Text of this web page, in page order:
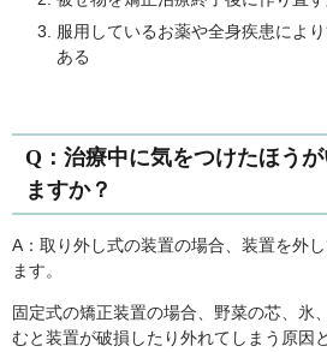
服用しているお薬や全身疾患によ
ある
Q：治療中に気をつけたほう
ますか？
A：取り外し式の装置の場合、装置を外
ます。
固定式の矯正装置の場合、野菜の芯、氷
むと装置が破損したり外れてしまう原因